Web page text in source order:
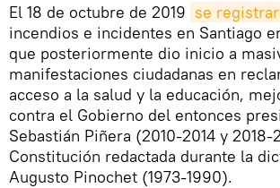
El 18 de octubre de 2019 se
incendios e incidentes en Santiago
que posteriormente dio inicio a
manifestaciones ciudadanas en
acceso a la salud y la educación,
contra el Gobierno del entonces
Sebastián Piñera (2010-2014 y
Constitución redactada durante la
Augusto Pinochet (1973-1990).